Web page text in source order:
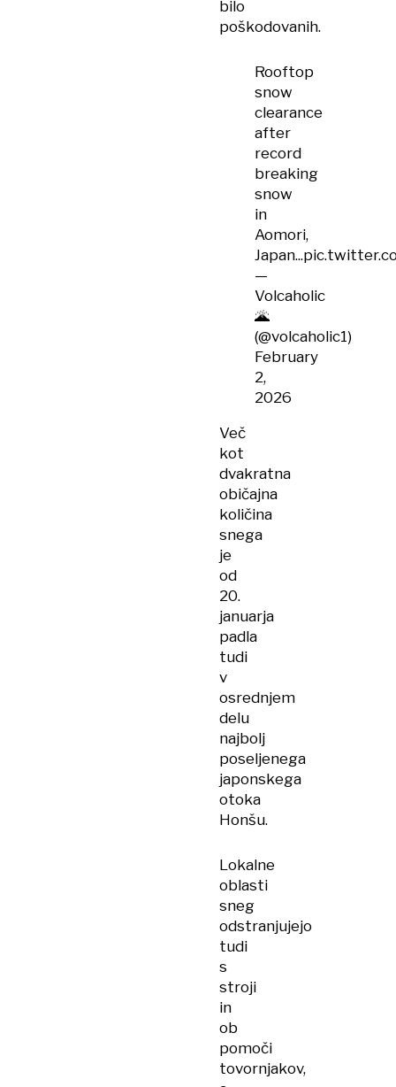
bilo
poškodovanih.
Rooftop
snow
clearance
after
record
breaking
snow
in
Aomori,
Japan...
—
Volcaholic
🌋
(@volcaholic1)
February
2,
2026
Več
kot
dvakratna
običajna
količina
snega
je
od
20.
januarja
padla
tudi
v
osrednjem
delu
najbolj
poseljenega
japonskega
otoka
Honšu.
Lokalne
oblasti
sneg
odstranjujejo
tudi
s
stroji
in
ob
pomoči
tovornjakov,